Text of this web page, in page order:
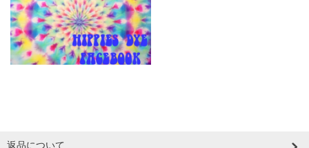
返品について